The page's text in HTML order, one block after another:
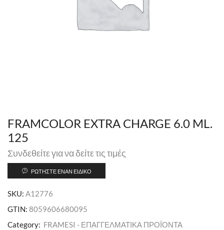
FRAMCOLOR EXTRA CHARGE 6.0 ML.
125
Συνδεθείτε για να δείτε τις τιμές
ΡΩΤΉΣΤΕ ΈΝΑΝ ΕΙΔΙΚΌ
SKU: A12776
GTIN: 8059606680095
Category: FRAMESI - ΕΠΑΓΓΕΛΜΑΤΙΚΑ ΠΡΟΪΟΝΤΑ